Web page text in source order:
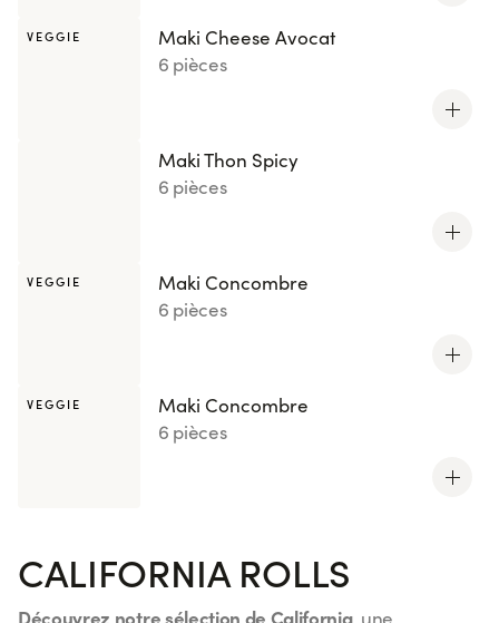
VEGGIE
Maki Cheese Avocat
6 pièces
Maki Thon Spicy
6 pièces
VEGGIE
Maki Concombre
6 pièces
VEGGIE
Maki Concombre
6 pièces
CALIFORNIA ROLLS
Découvrez notre sélection de California